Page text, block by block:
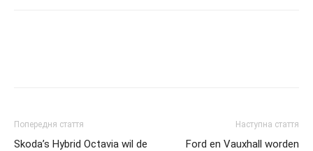
Попередня стаття
Skoda’s Hybrid Octavia wil de
Наступна стаття
Ford en Vauxhall worden